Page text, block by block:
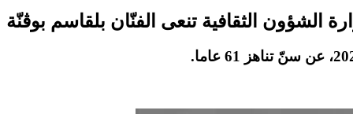
الشؤون الثقافية تنعى الفنّان بلقاسم بوڨنّة
.